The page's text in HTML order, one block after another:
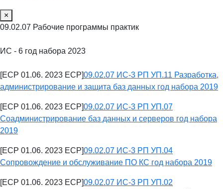
×
09.02.07 Рабочие программы практик
ИС - 6 год набора 2023
[ECP 01.06. 2023 ECP]09.02.07 ИС-3 РП УП.11 Разработка,
администрирование и защита баз данных год набора 2019
[ECP 01.06. 2023 ECP]09.02.07 ИС-3 РП УП.07
Соадминистрирование баз данных и серверов год набора
2019
[ECP 01.06. 2023 ECP]09.02.07 ИС-3 РП УП.04
Сопровождение и обслуживание ПО КС год набора 2019
[ECP 01.06. 2023 ECP]09.02.07 ИС-3 РП УП.02